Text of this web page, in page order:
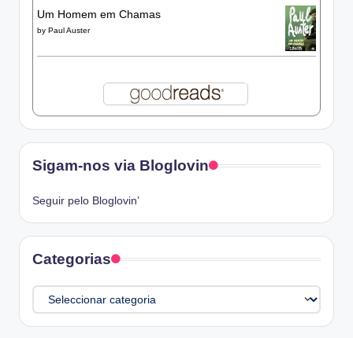
Um Homem em Chamas
by Paul Auster
Sigam-nos via Bloglovin
Seguir pelo Bloglovin’
Categorias
Categorias